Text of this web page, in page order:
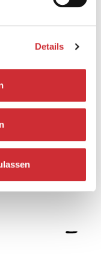
Details
Minuten vor